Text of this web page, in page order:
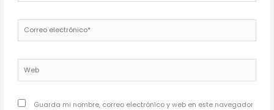
electrónico*
Guarda mi nombre, correo electrónico y web en este navegador